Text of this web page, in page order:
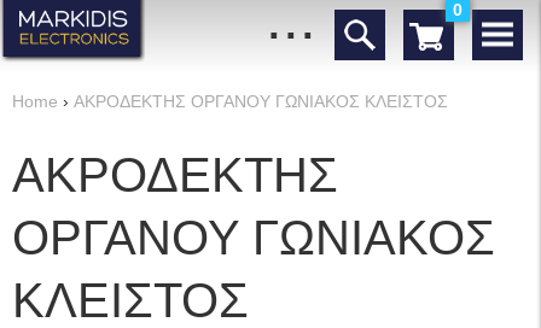
0
...
Home › ΑΚΡΟΔΕΚΤΗΣ ΟΡΓΑΝΟΥ ΓΩΝΙΑΚΟΣ ΚΛΕΙΣΤΟΣ
ΑΚΡΟΔΕΚΤΗΣ
ΟΡΓΑΝΟΥ ΓΩΝΙΑΚΟΣ
ΚΛΕΙΣΤΟΣ